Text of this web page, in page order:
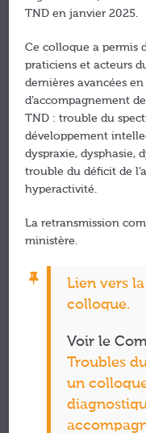
TND en janvier 2025.
Ce colloque a permis
praticiens et acteurs
dernières avancées
d’accompagnement
TND : trouble du
développement
dyspraxie, dysphasie,
trouble du déficit de
hyperactivité.
La retransmission
ministère.
Lien vers
colloque.
Voir le
Troubles
un